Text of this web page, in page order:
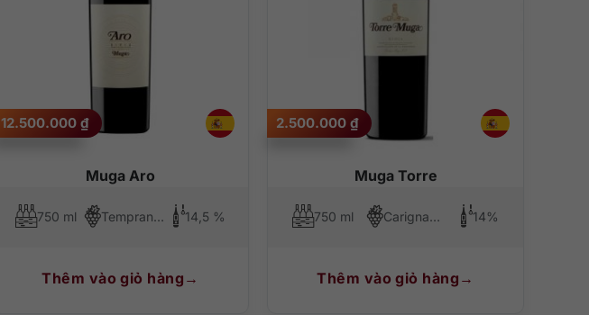
Muga Aro
12.500.000 ₫
750 ml Tempranillo, Graciano 14,5 %
Thêm vào giỏ hàng
Muga Torre
2.500.000 ₫
750 ml Carignan, Tempranillo, Graciano 14%
Thêm vào giỏ hàng